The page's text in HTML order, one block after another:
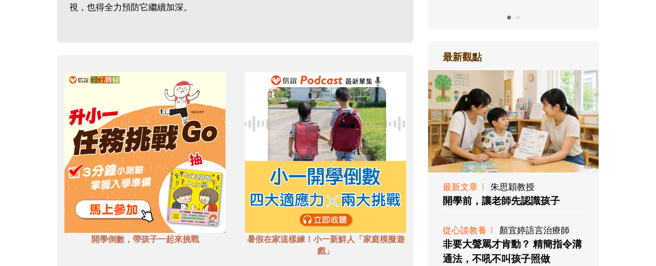
視，也得全力預防它繼續加深。
開學倒數，帶孩子一起來挑戰
暑假在家這樣練！小一新鮮人「家庭模擬遊
戲」
最新觀點
最新文章 朱思穎教授
開學前，讓老師先認識孩子
從心談教養 顏宜婷語言治療師
非要大聲罵才肯動？ 精簡指令溝
通法，不吼不叫孩子照做